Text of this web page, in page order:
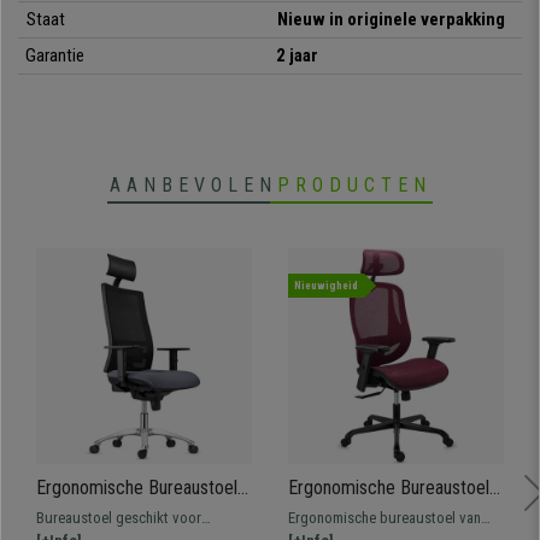
Staat
Nieuw in originele verpakking
Garantie
2 jaar
AANBEVOLEN PRODUCTEN
Ergonomische Bureaustoel
MARSA, Metalen onderstel,
Bureaustoel geschikt voor
Nieuwigheid
Ergonomische Bureaustoel
NOVA, Zeer Comfortabel en
Ergonomische bureaustoel van